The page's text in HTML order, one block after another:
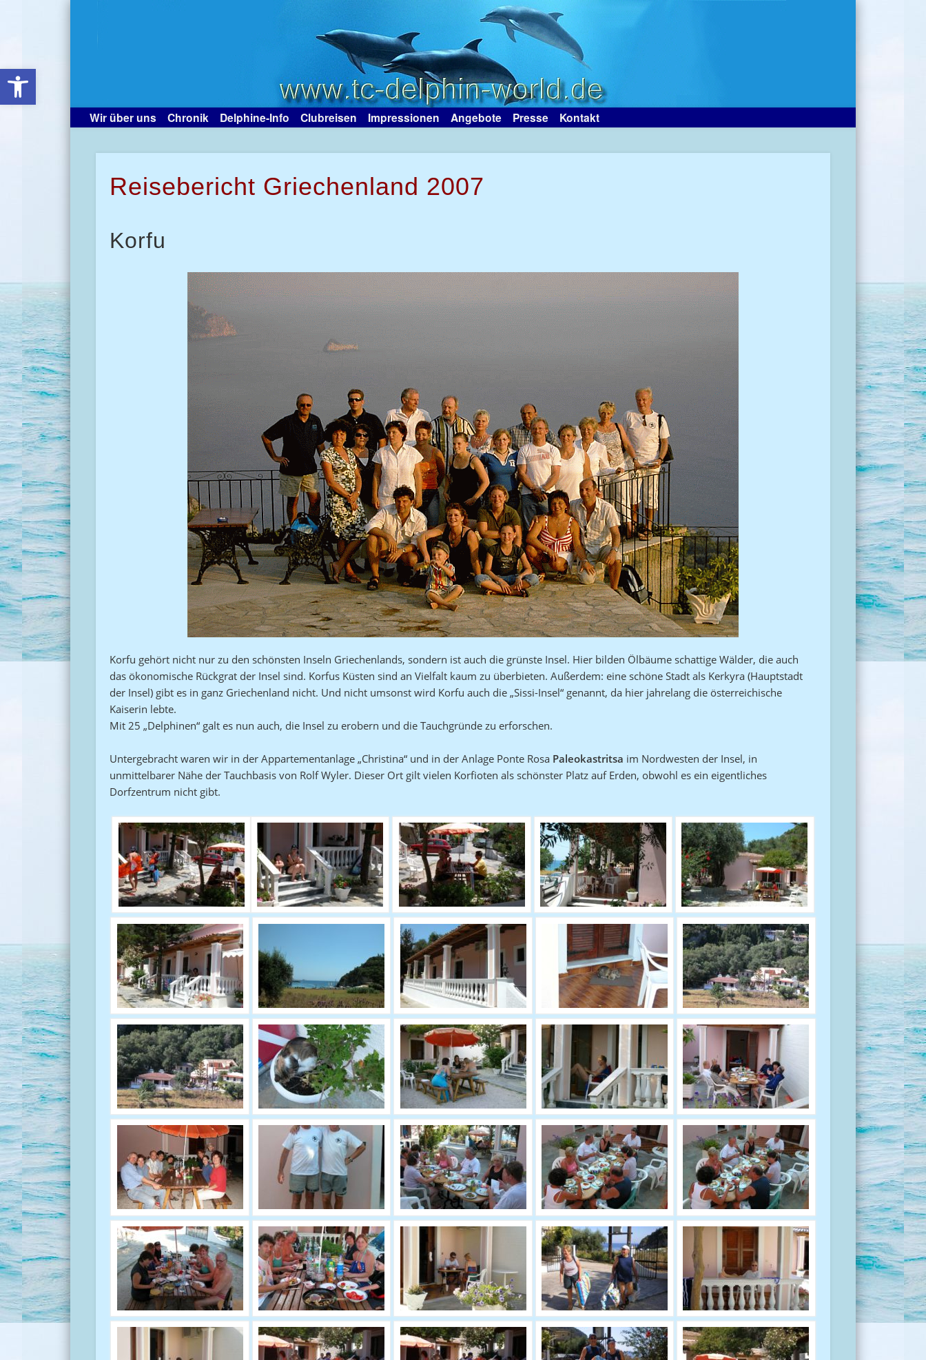
Open toolbar
Wir über uns Chronik Delphine-Info Clubreisen Impressionen Angebote Presse Kontakt
Reisebericht Griechenland 2007
Korfu
Korfu gehört nicht nur zu den schönsten Inseln Griechenlands, sondern ist auch die grünste Insel. Hier bilden Ölbäume schattige Wälder, die auch
das ökonomische Rückgrat der Insel sind. Korfus Küsten sind an Vielfalt kaum zu überbieten. Außerdem: eine schöne Stadt als Kerkyra (Hauptstadt
der Insel) gibt es in ganz Griechenland nicht. Und nicht umsonst wird Korfu auch die „Sissi-Insel“ genannt, da hier jahrelang die österreichische
Kaiserin lebte.
Mit 25 „Delphinen“ galt es nun auch, die Insel zu erobern und die Tauchgründe zu erforschen.
Untergebracht waren wir in der Appartementanlage „Christina“ und in der Anlage Ponte Rosa Paleokastritsa im Nordwesten der Insel, in
unmittelbarer Nähe der Tauchbasis von Rolf Wyler. Dieser Ort gilt vielen Korfioten als schönster Platz auf Erden, obwohl es ein eigentliches
Dorfzentrum nicht gibt.